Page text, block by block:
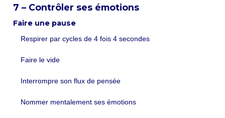
7 – Contrôler ses émotions
Faire une pause
Respirer par cycles de 4 fois 4 secondes
Faire le vide
Interrompre son flux de pensée
Nommer mentalement ses émotions